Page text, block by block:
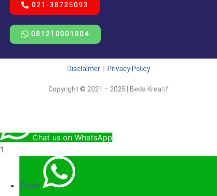
021-38725093
081210001804
Disclaimer| Privacy Policy
Copyright © 2021 – 2025 | Beda Kreatif
Chat us on WhatsApp
1
Close